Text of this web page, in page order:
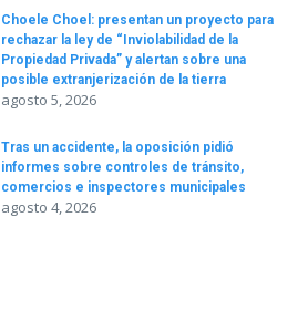
Choele Choel: presentan un proyecto para
rechazar la ley de “Inviolabilidad de la
Propiedad Privada” y alertan sobre una
posible extranjerización de la tierra
agosto 5, 2026
Tras un accidente, la oposición pidió
informes sobre controles de tránsito,
comercios e inspectores municipales
agosto 4, 2026